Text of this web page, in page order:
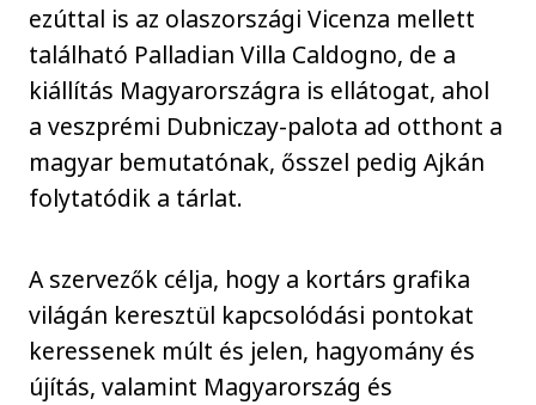
ezúttal is az olaszországi Vicenza mellett
található Palladian Villa Caldogno, de a
kiállítás Magyarországra is ellátogat, ahol
a veszprémi Dubniczay-palota ad otthont a
magyar bemutatónak, ősszel pedig Ajkán
folytatódik a tárlat.
A szervezők célja, hogy a kortárs grafika
világán keresztül kapcsolódási pontokat
keressenek múlt és jelen, hagyomány és
újítás, valamint Magyarország és